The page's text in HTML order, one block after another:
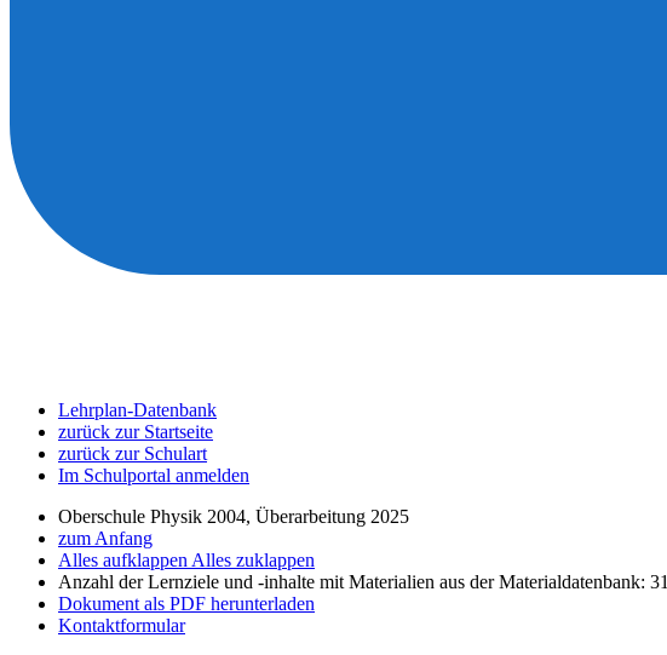
Lehrplan-Datenbank
zurück zur Startseite
zurück zur Schulart
Im Schulportal anmelden
Oberschule Physik 2004, Überarbeitung 2025
zum Anfang
Alles aufklappen Alles zuklappen
Anzahl der Lernziele und -inhalte mit Materialien aus der Materialdatenbank: 31
Dokument als PDF herunterladen
Kontaktformular